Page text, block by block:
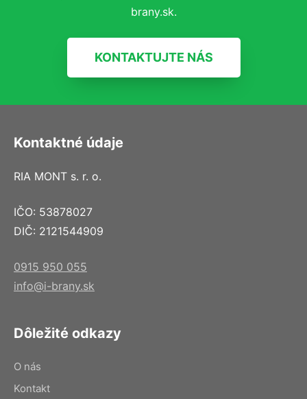
brany.sk.
KONTAKTUJTE NÁS
Kontaktné údaje
RIA MONT s. r. o.
IČO: 53878027
DIČ: 2121544909
0915 950 055
info@i-brany.sk
Dôležité odkazy
O nás
Kontakt